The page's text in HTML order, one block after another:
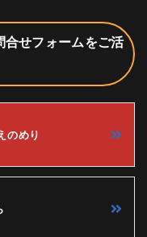
合せフォームをご活
のめり